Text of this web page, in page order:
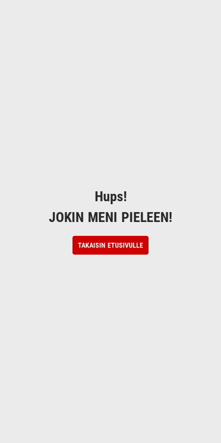
Hups!
JOKIN MENI PIELEEN!
TAKAISIN ETUSIVULLE